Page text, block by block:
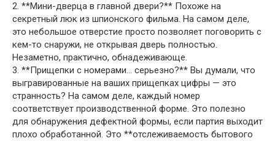
2. **Мини-дверца в главной двери?** Похоже на
секретный люк из шпионского фильма. На самом деле,
это небольшое отверстие просто позволяет поговорить с
кем-то снаружи, не открывая дверь полностью.
Незаметно, практично, обнадеживающе.
3. **Прищепки с номерами… серьезно?** Вы думали, что
выгравированные на ваших прищепках цифры — это
странность? На самом деле, каждый номер
соответствует производственной форме. Это полезно
для обнаружения дефектной формы, если партия выходит
плохо обработанной. Это **отслеживаемость бытового